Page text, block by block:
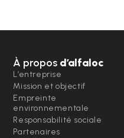
À propos d’alfaloc
L’entreprise
Mission et objectif
Empreinte
environnementale
Responsabilité sociale
Partenaires